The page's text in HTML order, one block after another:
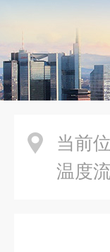
当前
温度